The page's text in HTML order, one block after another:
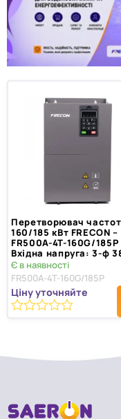
Перетворювач
160/185 кВт FRECON –
FR500A-4T-160G/185P
Вхідна напруга: 3-ф
Є в наявності
FR500A-4T-160G/185P
Ціну уточняйте